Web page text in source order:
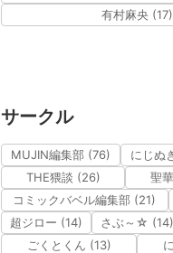
有村麻央 (17)
サークル
MUJIN編集部 (76)
にじぬ
THE猥談 (26)
聖
コミックバベル編集部 (21)
超ジロー (14)
さぶ～☆ (14)
ごくとくん (13)